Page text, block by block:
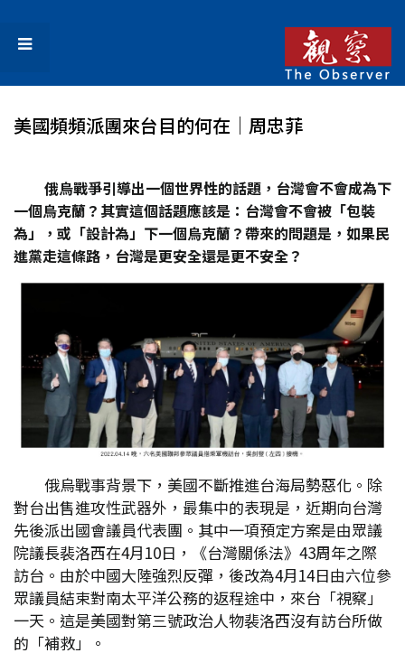
美國頻頻派團來台目的何在│周忠菲
俄烏戰爭引導出一個世界性的話題，台灣會不會成為下
一個烏克蘭？其實這個話題應該是：台灣會不會被「包裝
為」，或「設計為」下一個烏克蘭？帶來的問題是，如果民
進黨走這條路，台灣是更安全還是更不安全？
俄烏戰事背景下，美國不斷推進台海局勢惡化。除
對台出售進攻性武器外，最集中的表現是，近期向台灣
先後派出國會議員代表團。其中一項預定方案是由眾議
院議長裴洛西在4月10日，《台灣關係法》43周年之際
訪台。由於中國大陸強烈反彈，後改為4月14日由六位參
眾議員結束對南太平洋公務的返程途中，來台「視察」
一天。這是美國對第三號政治人物裴洛西沒有訪台所做
的「補救」。